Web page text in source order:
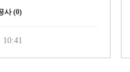
사 (0)
10:41